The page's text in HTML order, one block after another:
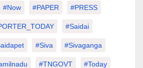
#Now #PAPER #PRESS
#saidai
#Siva #Sivaganga
#TNGOVT #today